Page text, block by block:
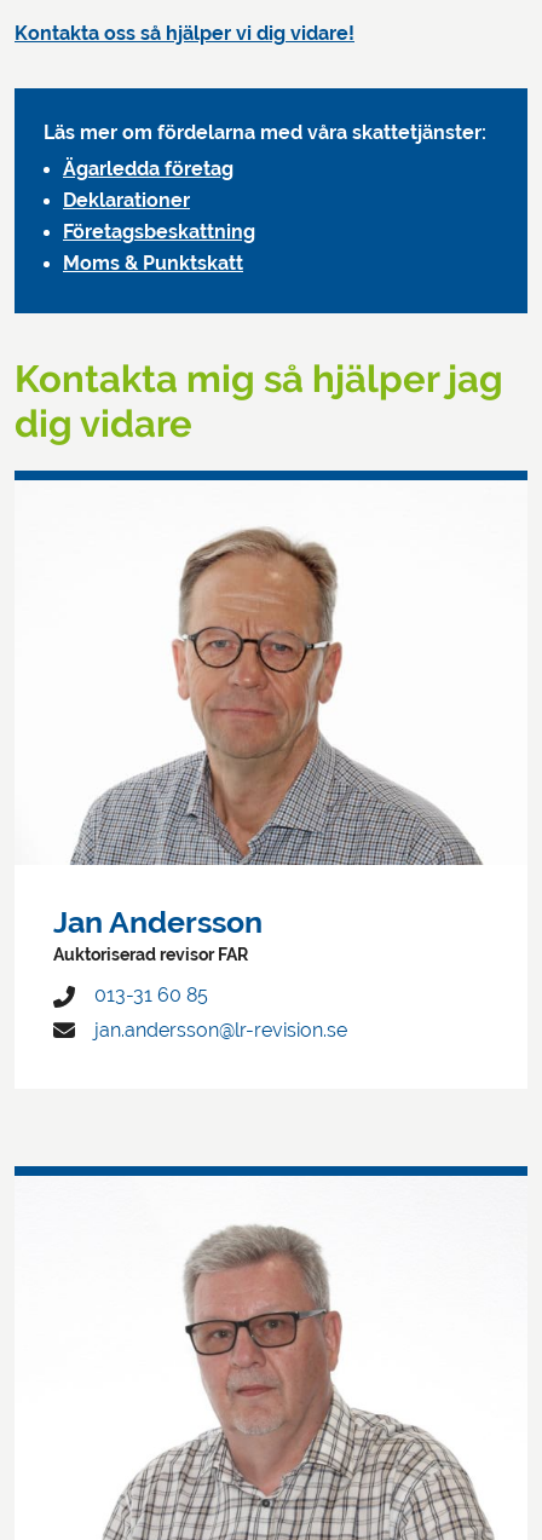
Kontakta oss så hjälper vi dig vidare!
Läs mer om fördelarna med våra skattetjänster:
Ägarledda företag
Deklarationer
Företagsbeskattning
Moms & Punktskatt
Kontakta mig så hjälper jag
dig vidare
Jan Andersson
Auktoriserad revisor FAR
013-31 60 85
jan.andersson@lr-revision.se